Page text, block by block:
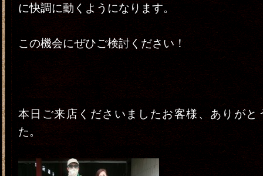
に快調に動くようになります。
この機会にぜひご検討ください！
本日ご来店くださいましたお客様、ありがと
た。